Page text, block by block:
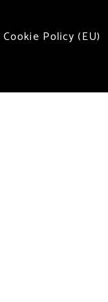
Cookie Policy (EU)